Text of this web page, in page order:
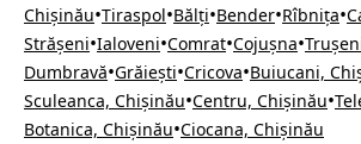
Chișinău•Tiraspol•Bălți•Bender•Rîbnița•
Strășeni•Ialoveni•Comrat•Cojușna•
Dumbravă•Grăiești•Cricova•Buiucani,
Sculeanca, Chișinău•Centru, Chișinău•
Botanica, Chișinău•Ciocana, Chișinău